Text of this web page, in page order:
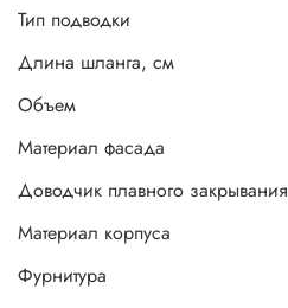
Тип подводки
Длина шланга, см
Объем
Материал фасада
Доводчик плавного закрывания
Материал корпуса
Фурнитура